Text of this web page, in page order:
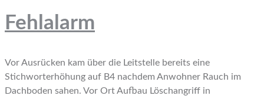
Fehlalarm
Vor Ausrücken kam über die Leitstelle bereits eine
Stichworterhöhung auf B4 nachdem Anwohner Rauch im
Dachboden sahen. Vor Ort Aufbau Löschangriff in